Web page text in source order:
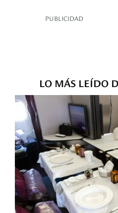
PUBLICIDAD
LO MÁS LEÍDO